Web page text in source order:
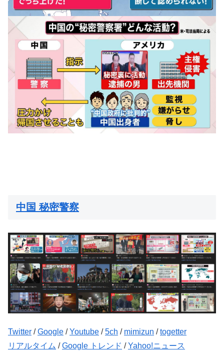
中国 秘密警察
Twitter /Google /Youtube /5ch / mimizun /togetter
リアルタイム /Google トレンド /Yahoo!ニュース